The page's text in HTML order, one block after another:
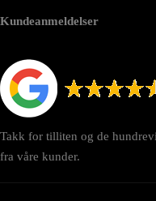
Kundeanmeldelser
Takk for tilliten og de
fra våre kunder.